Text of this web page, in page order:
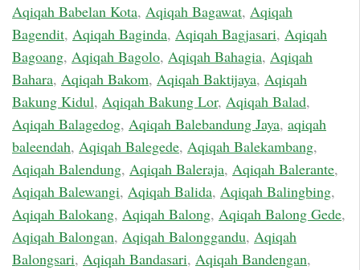
Aqiqah Babelan Kota, Aqiqah Bagawat, Aqiqah
Bagendit, Aqiqah Baginda, Aqiqah Bagjasari, Aqiqah
Bagoang, Aqiqah Bagolo, Aqiqah Bahagia, Aqiqah
Bahara, Aqiqah Bakom, Aqiqah Baktijaya, Aqiqah
Bakung Kidul, Aqiqah Bakung Lor, Aqiqah Balad,
Aqiqah Balagedog, Aqiqah Balebandung Jaya, aqiqah
baleendah, Aqiqah Balegede, Aqiqah Balekambang,
Aqiqah Balendung, Aqiqah Baleraja, Aqiqah Balerante,
Aqiqah Balewangi, Aqiqah Balida, Aqiqah Balingbing,
Aqiqah Balokang, Aqiqah Balong, Aqiqah Balong Gede,
Aqiqah Balongan, Aqiqah Balonggandu, Aqiqah
Balongsari, Aqiqah Bandasari, Aqiqah Bandengan,